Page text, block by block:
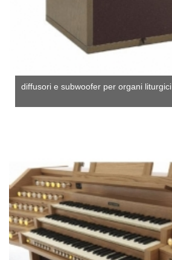
diffusori e subwoofer per organi liturgici